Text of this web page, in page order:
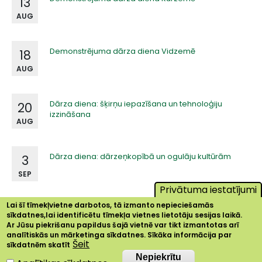
AUG
Demonstrējuma dārza diena Vidzemē
18
AUG
Dārza diena: šķirņu iepazīšana un tehnoloģiju
izzināšana
20
AUG
Dārza diena: dārzeņkopībā un ogulāju kultūrām
3
SEP
Privātuma iestatījumi
Lai šī tīmekļvietne darbotos, tā izmanto nepieciešamās
sīkdatnes,lai identificētu tīmekļa vietnes lietotāju sesijas laikā.
Ar Jūsu piekrišanu papildus šajā vietnē var tikt izmantotas arī
analītiskās un mārketinga sīkdatnes. Sīkāka informācija par
sīkdatnēm skatīt Šeit
Nepiekrītu
Nepiekrītu